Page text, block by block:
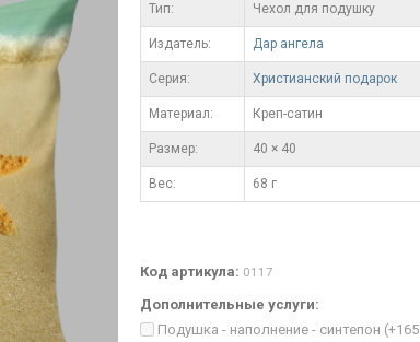
Тип: Чехол для подушку
Издатель: Дар ангела
Серия: Христианский подарок
Материал: Креп-сатин
Размер: 40 × 40
Вес: 68 г
Код артикула: 0117
Дополнительные услуги:
Подушка - наполнение - синтепон (+165